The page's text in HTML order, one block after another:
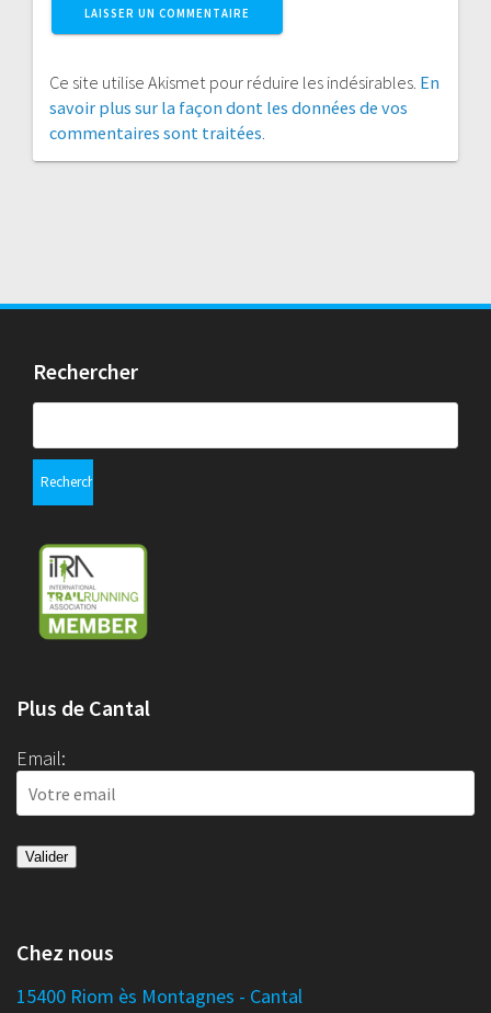
Ce site utilise Akismet pour réduire les indésirables. En
savoir plus sur la façon dont les données de vos
commentaires sont traitées
Rechercher
Plus de Cantal
Email:
Chez nous
15400 Riom ès Montagnes - Cantal